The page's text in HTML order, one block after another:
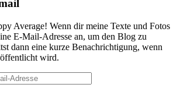
Average! Wenn dir meine Texte und Fotos
E-Mail-Adresse an, um den Blog zu
dann eine kurze Benachrichtigung, wenn
wird.